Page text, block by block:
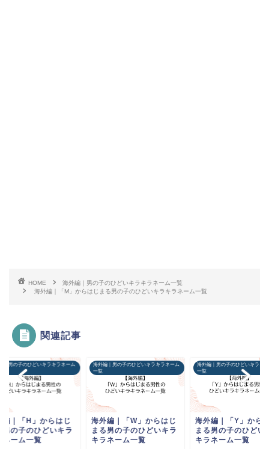
HOME
海外編｜男の子のひどいキラキラネーム一覧
海外編｜「M」からはじまる男の子のひどいキラキラネーム一覧
関連記事
｜男の子のひどいキラキラネーム
編｜「H」からはじ
男の子のひどいキラ
ネーム一覧
海外編｜男の子のひどいキラキラネーム
一覧
海外編｜「W」からはじ
まる男の子のひどいキラ
キラネーム一覧
海外編｜男の子のひどいキラキ
一覧
海外編｜「Y」から
まる男の子のひどい
キラネーム一覧